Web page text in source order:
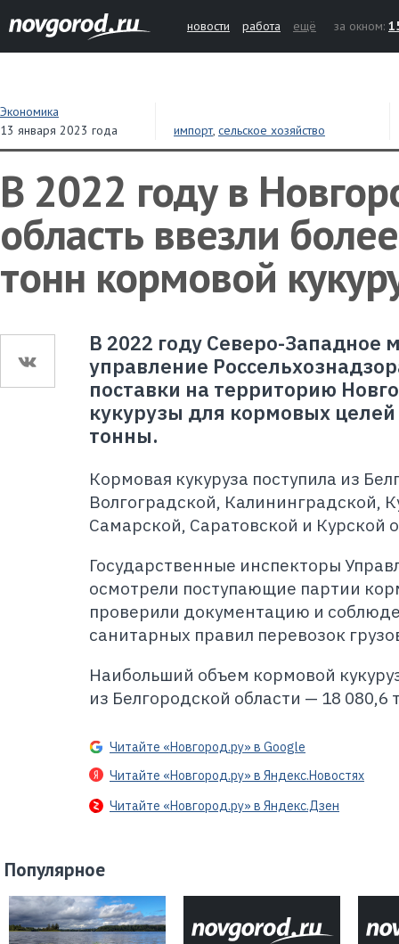
новости работа ещё за окном:
Экономика
13 января 2023 года
импорт, сельское хозяйство
В 2022 году в
область ввезли
тонн кормовой
В 2022 году Северо-Западное
управление
поставки на территорию
кукурузы для кормовых
тонны.
Кормовая кукуруза поступила из
Волгоградской, Калининградской,
Самарской, Саратовской и Курской
Государственные инспекторы
осмотрели поступающие партии
проверили документацию и
санитарных правил перевозок
Наибольший объем кормовой
из Белгородской области — 18 080,6
Читайте «Новгород.ру» в Google
Читайте «Новгород.ру» в Яндекс.Новостях
Читайте «Новгород.ру» в Яндекс.Дзен
Популярное